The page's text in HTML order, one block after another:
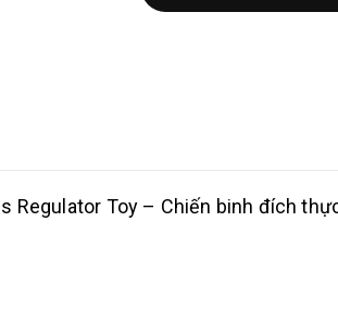
Regulator Toy – Chiến binh đích